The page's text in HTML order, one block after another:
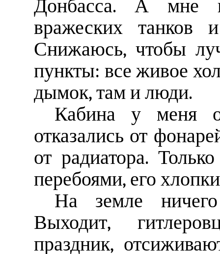
Донбасса. А мне
вражеских танков
Снижаюсь, чтобы
пункты: все живое
дымок, там и люди.
Кабина у меня
отказались от
от радиатора.
перебоями, его
На земле
Выходит,
праздник,